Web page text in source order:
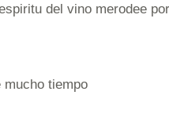
del vino merodee
tiempo